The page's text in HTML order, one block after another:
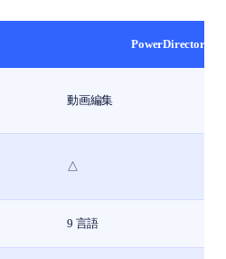
PowerDirector
動画編集
△
9 言語